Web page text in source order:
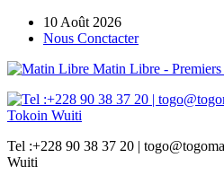
10 Août 2026
Nous Conctacter
Matin Libre -
Tel :+228 90 38 37 20 |
Wuiti